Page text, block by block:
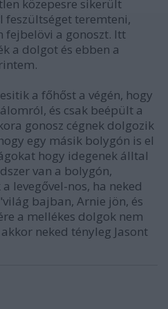
közepesre sikerült
feszültséget teremteni,
fejbelövi a gonoszt. Itt
a dolgot és ebben a
a főhőst a végén, hogy
és csak beépült a
gonosz cégnek dolgozik
egy másik bolygón is el
hogy idegenek álltal
van a bolygón,
levegővel-nos, ha neked
bajban, Arnie jön, és
a mellékes dolgok nem
neked tényleg Jasont